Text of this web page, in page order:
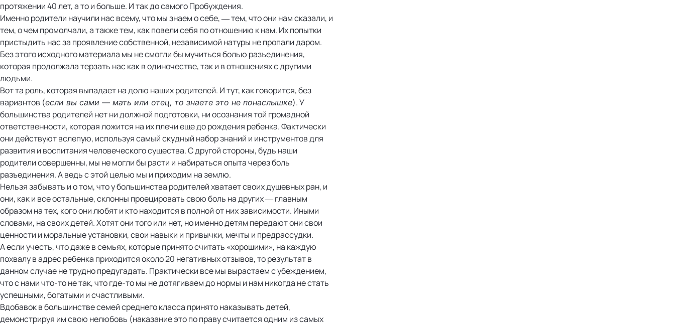
протяжении 40 лет, а то и больше. И так до самого Пробуждения.
Именно родители научили нас всему, что мы знаем о себе, — тем, что они нам сказали, и
тем, о чем промолчали, а также тем, как повели себя по отношению к нам. Их попытки
пристыдить нас за проявление собственной, независимой натуры не пропали даром.
Без этого исходного материала мы не смогли бы мучиться болью разъединения,
которая продолжала терзать нас как в одиночестве, так и в отношениях с другими
людьми.
Вот та роль, которая выпадает на долю наших родителей. И тут, как говорится, без
вариантов (если вы сами — мать или отец, то знаете это не понаслышке). У
большинства родителей нет ни должной подготовки, ни осознания той громадной
ответственности, которая ложится на их плечи еще до рождения ребенка. Фактически
они действуют вслепую, используя самый скудный набор знаний и инструментов для
развития и воспитания человеческого существа. С другой стороны, будь наши
родители совершенны, мы не могли бы расти и набираться опыта через боль
разъединения. А ведь с этой целью мы и приходим на землю.
Нельзя забывать и о том, что у большинства родителей хватает своих душевных ран, и
они, как и все остальные, склонны проецировать свою боль на других — главным
образом на тех, кого они любят и кто находится в полной от них зависимости. Иными
словами, на своих детей. Хотят они того или нет, но именно детям передают они свои
ценности и моральные установки, свои навыки и привычки, мечты и предрассудки.
А если учесть, что даже в семьях, которые принято считать «хорошими», на каждую
похвалу в адрес ребенка приходится около 20 негативных отзывов, то результат в
данном случае не трудно предугадать. Практически все мы вырастаем с убеждением,
что с нами что-то не так, что где-то мы не дотягиваем до нормы и нам никогда не стать
успешными, богатыми и счастливыми.
Вдобавок в большинстве семей среднего класса принято наказывать детей,
демонстрируя им свою нелюбовь (наказание это по праву считается одним из самых